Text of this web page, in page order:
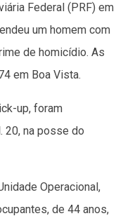
Federal (PRF) em
um homem com
de homicídio. As
em Boa Vista.
up, foram
20, na posse do
Operacional,
de 44 anos,